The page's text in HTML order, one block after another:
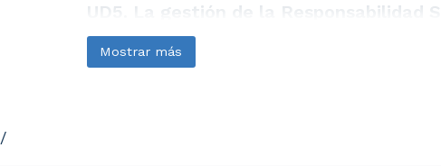
UD5. La gestión de la Responsabilidad
UD6. El plan de responsabilidad social
Mostrar más
/